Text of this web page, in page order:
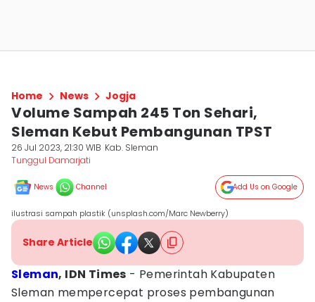
Home News Jogja
Volume Sampah 245 Ton Sehari,
Sleman Kebut Pembangunan TPST
26 Jul 2023, 21:30 WIB Kab. Sleman
Tunggul Damarjati
News Channel Add Us on Google
ilustrasi sampah plastik (unsplash.com/Marc Newberry)
Share Article
Sleman, IDN Times - Pemerintah Kabupaten
Sleman mempercepat proses pembangunan